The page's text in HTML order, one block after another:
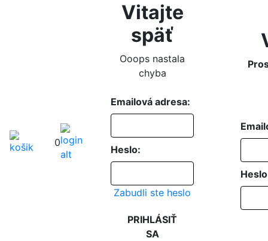
0
Vitajte
späť
Ooops nastala
chyba
Emailová adresa:
Heslo:
Zabudli ste heslo
PRIHLÁSIŤ
SA